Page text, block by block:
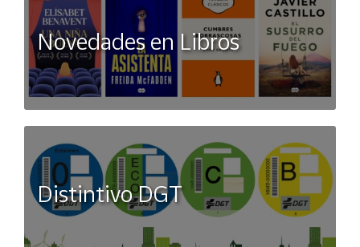
Novedades en Libros
Distintivo DGT